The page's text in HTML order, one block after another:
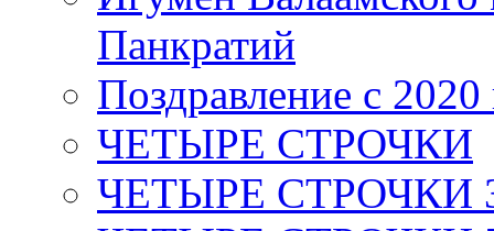
Панкратий
Поздравление с 2020
ЧЕТЫРЕ СТРОЧКИ
ЧЕТЫРЕ СТРОЧКИ 3